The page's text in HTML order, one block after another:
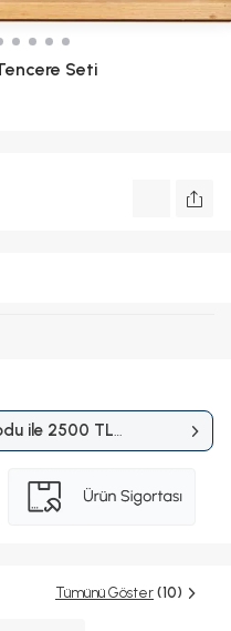
Seti
ile 2500 TL
Tümünü Göster (10)